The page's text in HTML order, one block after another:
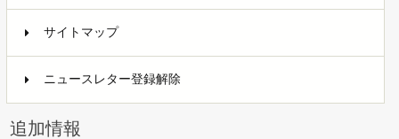
サイトマップ
ニュースレター登録解除
追加情報